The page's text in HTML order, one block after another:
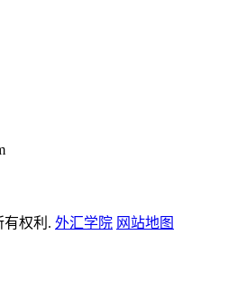
有权利. 外汇学院 网站地图